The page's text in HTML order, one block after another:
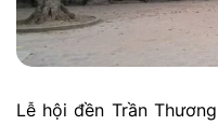
Lễ hội đền Trần